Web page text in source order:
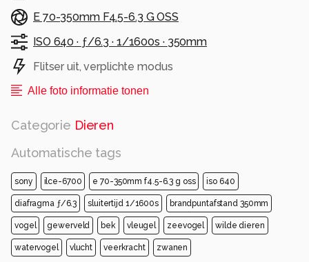
E 70-350mm F4.5-6.3 G OSS
ISO 640 · ƒ/6.3 · 1/1600s · 350mm
Flitser uit, verplichte modus
Alle foto informatie tonen
Categorie Dieren
Automatische tags
sony ilce-6700 e 70-350mm f4.5-6.3 g oss iso 640
diafragma ƒ/6.3 sluitertijd 1/1600s brandpuntafstand 350mm
vogel gewerveld bek vleugel zeevogel wilde dieren
watervogel vlucht veerkracht zwanen